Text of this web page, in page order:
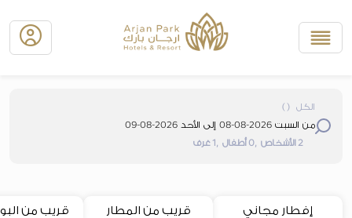
الكل (
)
من السبت 2026-08-08 إلى الأحد 2026-08-09
2 الأشخاص أطفال غرف
إفطار مجاني قريب من المطار قريب من